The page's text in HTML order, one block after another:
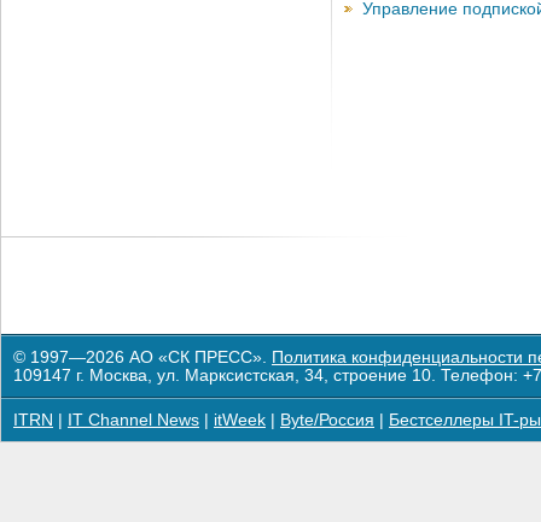
Управление
© 1997—2026 АО «СК ПРЕСС». Политика конфиденциальности
109147 г. Москва, ул. Марксистская, 34, строение 10. Телефон:
ITRN IT Channel News itWeek Byte/Россия Бестселлеры IT-